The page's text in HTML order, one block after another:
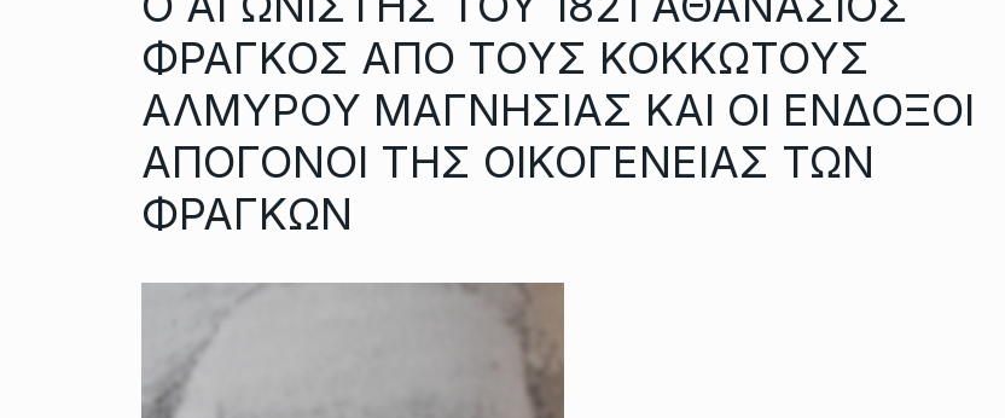
ΦΡΑΓΚΟΣ ΑΠΟ ΤΟΥΣ ΚΟΚΚΩΤΟΥΣ
ΑΛΜΥΡΟΥ ΜΑΓΝΗΣΙΑΣ ΚΑΙ ΟΙ ΕΝΔΟΞΟΙ
ΑΠΟΓΟΝΟΙ ΤΗΣ ΟΙΚΟΓΕΝΕΙΑΣ ΤΩΝ
ΦΡΑΓΚΩΝ